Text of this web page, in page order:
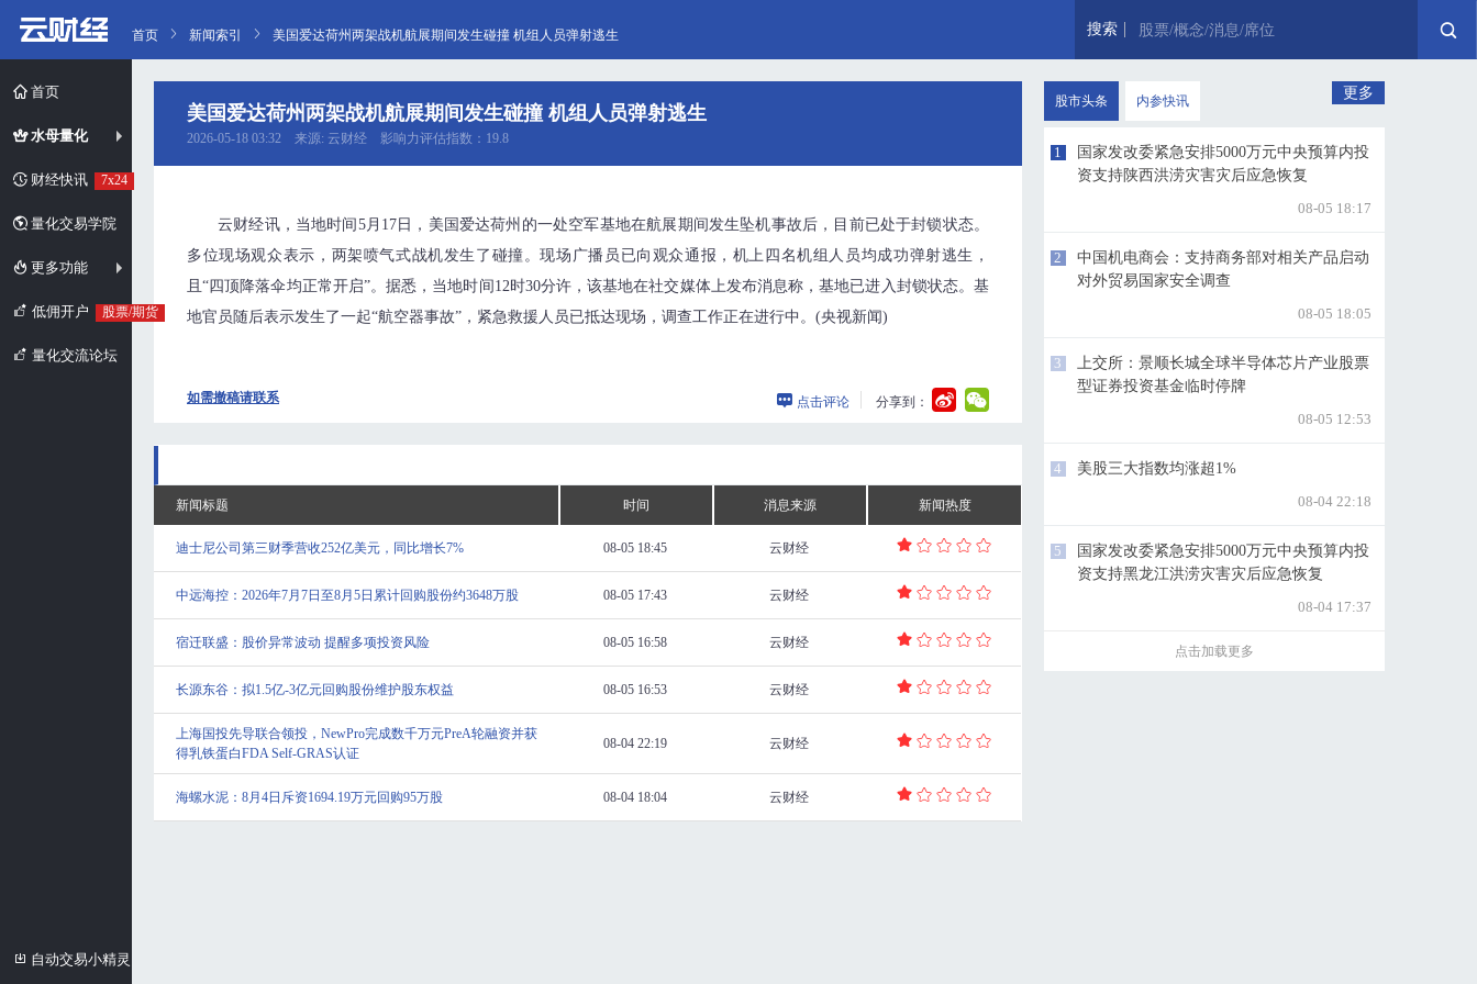
首页
水母量化
财经快讯 7x24
量化交易学院
更多功能
低佣开户 股票/期货
量化交流论坛
自动交易小精灵
首页 新闻索引 美国爱达荷州两架战机航展期间发生碰撞 机组人员弹射逃生 搜索 股票/概念/消息/席位
美国爱达荷州两架战机航展期间发生碰撞 机组人员弹射逃生
2026-05-18 03:32 来源: 云财经 影响力评估指数：19.8
云财经讯，当地时间5月17日，美国爱达荷州的一处空军基地在航展期间发生坠机事故后，目前已处于封锁状态。
多位现场观众表示，两架喷气式战机发生了碰撞。现场广播员已向观众通报，机上四名机组人员均成功弹射逃生，
且“四顶降落伞均正常开启”。据悉，当地时间12时30分许，该基地在社交媒体上发布消息称，基地已进入封锁状态。基
地官员随后表示发生了一起“航空器事故”，紧急救援人员已抵达现场，调查工作正在进行中。(央视新闻)
如需撤稿请联系 点击评论 分享到：
新闻标题 时间 消息来源 新闻热度
迪士尼公司第三财季营收252亿美元，同比增长7% 08-05 18:45 云财经
中远海控：2026年7月7日至8月5日累计回购股份约3648万股 08-05 17:43 云财经
宿迁联盛：股价异常波动 提醒多项投资风险 08-05 16:58 云财经
长源东谷：拟1.5亿-3亿元回购股份维护股东权益 08-05 16:53 云财经
上海国投先导联合领投，NewPro完成数千万元PreA轮融资并获
得乳铁蛋白FDA Self-GRAS认证
08-04 22:19 云财经
海螺水泥：8月4日斥资1694.19万元回购95万股 08-04 18:04 云财经
股市头条 内参快讯 更多
1
国家发改委紧急安排5000万元中央预算内投
资支持陕西洪涝灾害灾后应急恢复
08-05 18:17
2
中国机电商会：支持商务部对相关产品启动
对外贸易国家安全调查
08-05 18:05
3
上交所：景顺长城全球半导体芯片产业股票
型证券投资基金临时停牌
08-05 12:53
4
美股三大指数均涨超1%
08-04 22:18
5
国家发改委紧急安排5000万元中央预算内投
资支持黑龙江洪涝灾害灾后应急恢复
08-04 17:37
点击加载更多